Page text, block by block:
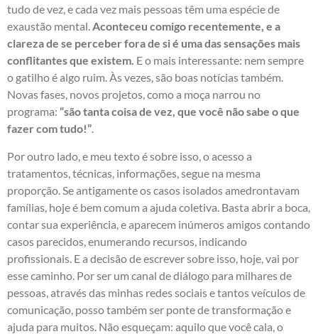
tudo de vez, e cada vez mais pessoas têm uma espécie de
exaustão mental.Aconteceu comigo recentemente, e a
clareza de se perceber fora de si é uma das sensações mais
conflitantes que existem. E o mais interessante: nem sempre
o gatilho é algo ruim. Às vezes, são boas notícias também.
Novas fases, novos projetos, como a moça narrou no
programa: “são tanta coisa de vez, que você não sabe o que
fazer com tudo!”.
Por outro lado, e meu texto é sobre isso, o acesso a
tratamentos, técnicas, informações, segue na mesma
proporção. Se antigamente os casos isolados amedrontavam
famílias, hoje é bem comum a ajuda coletiva. Basta abrir a boca,
contar sua experiência, e aparecem inúmeros amigos contando
casos parecidos, enumerando recursos, indicando
profissionais. E a decisão de escrever sobre isso, hoje, vai por
esse caminho. Por ser um canal de diálogo para milhares de
pessoas, através das minhas redes sociais e tantos veículos de
comunicação, posso também ser ponte de transformação e
ajuda para muitos. Não esqueçam: aquilo que você cala, o